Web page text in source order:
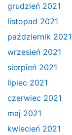
grudzień 2021
listopad 2021
październik 2021
wrzesień 2021
sierpień 2021
lipiec 2021
czerwiec 2021
maj 2021
kwiecień 2021